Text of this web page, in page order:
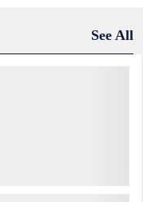
See All